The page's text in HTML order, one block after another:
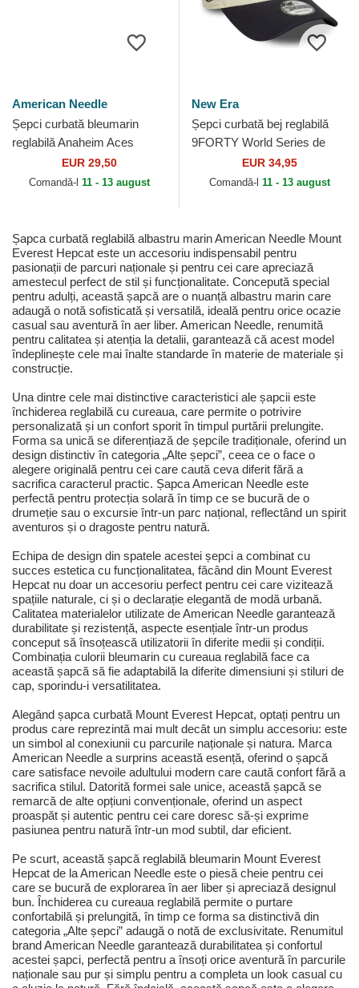
American Needle
Șepci curbată bleumarin
reglabilă Anaheim Aces
Archive de Anaheim Aces
MLB de American Needle
EUR 29,50
Comandă-l 11 - 13 august
New Era
Șepci curbată bej reglabilă
9FORTY World Series de
New York Yankees MLB de
New Era
EUR 34,95
Comandă-l 11 - 13 august
Șapca curbată reglabilă albastru marin American Needle Mount
Everest Hepcat este un accesoriu indispensabil pentru
pasionații de parcuri naționale și pentru cei care apreciază
amestecul perfect de stil și funcționalitate. Concepută special
pentru adulți, această șapcă are o nuanță albastru marin care
adaugă o notă sofisticată și versatilă, ideală pentru orice ocazie
casual sau aventură în aer liber. American Needle, renumită
pentru calitatea și atenția la detalii, garantează că acest model
îndeplinește cele mai înalte standarde în materie de materiale și
construcție.
Una dintre cele mai distinctive caracteristici ale șapcii este
închiderea reglabilă cu cureaua, care permite o potrivire
personalizată și un confort sporit în timpul purtării prelungite.
Forma sa unică se diferențiază de șepcile tradiționale, oferind un
design distinctiv în categoria „Alte șepci”, ceea ce o face o
alegere originală pentru cei care caută ceva diferit fără a
sacrifica caracterul practic. Șapca American Needle este
perfectă pentru protecția solară în timp ce se bucură de o
drumeție sau o excursie într-un parc național, reflectând un spirit
aventuros și o dragoste pentru natură.
Echipa de design din spatele acestei șepci a combinat cu
succes estetica cu funcționalitatea, făcând din Mount Everest
Hepcat nu doar un accesoriu perfect pentru cei care vizitează
spațiile naturale, ci și o declarație elegantă de modă urbană.
Calitatea materialelor utilizate de American Needle garantează
durabilitate și rezistență, aspecte esențiale într-un produs
conceput să însoțească utilizatorii în diferite medii și condiții.
Combinația culorii bleumarin cu cureaua reglabilă face ca
această șapcă să fie adaptabilă la diferite dimensiuni și stiluri de
cap, sporindu-i versatilitatea.
Alegând șapca curbată Mount Everest Hepcat, optați pentru un
produs care reprezintă mai mult decât un simplu accesoriu: este
un simbol al conexiunii cu parcurile naționale și natura. Marca
American Needle a surprins această esență, oferind o șapcă
care satisface nevoile adultului modern care caută confort fără a
sacrifica stilul. Datorită formei sale unice, această șapcă se
remarcă de alte opțiuni convenționale, oferind un aspect
proaspăt și autentic pentru cei care doresc să-și exprime
pasiunea pentru natură într-un mod subtil, dar eficient.
Pe scurt, această șapcă reglabilă bleumarin Mount Everest
Hepcat de la American Needle este o piesă cheie pentru cei
care se bucură de explorarea în aer liber și apreciază designul
bun. Închiderea cu cureaua reglabilă permite o purtare
confortabilă și prelungită, în timp ce forma sa distinctivă din
categoria „Alte șepci” adaugă o notă de exclusivitate. Renumitul
brand American Needle garantează durabilitatea și confortul
acestei șapci, perfectă pentru a însoți orice aventură în parcurile
naționale sau pur și simplu pentru a completa un look casual cu